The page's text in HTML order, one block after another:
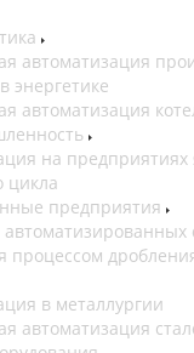
автоматизация
энергетике
автоматизация
на предприятиях
цикла
предприятия
процессом
в металлургии
автоматизация